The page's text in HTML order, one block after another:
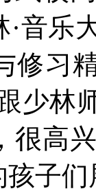
·音乐
习
少林
很高
孩子